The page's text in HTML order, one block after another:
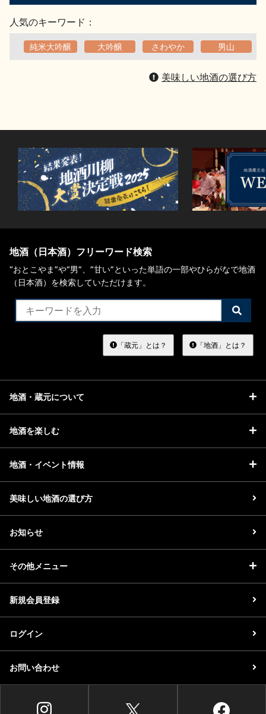
人気のキーワード：
純米大吟醸 大吟醸 さわやか 男山
美味しい地酒の選び方
地酒（日本酒）フリーワード検索
“おとこやま”や“男”、”甘い”といった単語の一部やひらがなで地酒
（日本酒）を検索していただけます。
検
索
る
「蔵元」とは？ 「地酒」とは？
地酒・蔵元について
地酒を楽しむ
地酒・イベント情報
美味しい地酒の選び方
お知らせ
その他メニュー
新規会員登録
ログイン
お問い合わせ